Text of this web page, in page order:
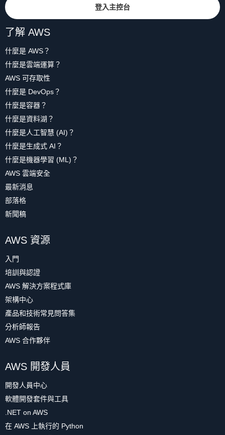
登入主控台
了解 AWS
什麼是 AWS？
什麼是雲端運算？
AWS 可存取性
什麼是 DevOps？
什麼是容器？
什麼是資料湖？
什麼是人工智慧 (AI)？
什麼是生成式 AI？
什麼是機器學習 (ML)？
AWS 雲端安全
最新消息
部落格
新聞稿
AWS 資源
入門
培訓與認證
AWS 解決方案程式庫
架構中心
產品和技術常見問答集
分析師報告
AWS 合作夥伴
AWS 開發人員
開發人員中心
軟體開發套件與工具
.NET on AWS
在 AWS 上執行的 Python